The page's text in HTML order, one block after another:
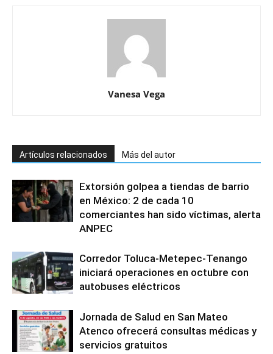
Vanesa Vega
Artículos relacionados Más del autor
Extorsión golpea a tiendas de barrio
en México: 2 de cada 10
comerciantes han sido víctimas, alerta
ANPEC
Corredor Toluca-Metepec-Tenango
iniciará operaciones en octubre con
autobuses eléctricos
Jornada de Salud en San Mateo
Atenco ofrecerá consultas médicas y
servicios gratuitos